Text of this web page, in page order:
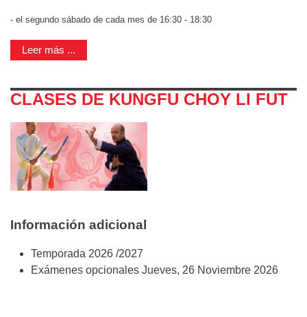
- el segundo sábado de cada mes de 16:30 - 18:30
Leer más ...
CLASES DE KUNGFU CHOY LI FUT
Información adicional
Temporada 2026 /2027
Exámenes opcionales Jueves, 26 Noviembre 2026